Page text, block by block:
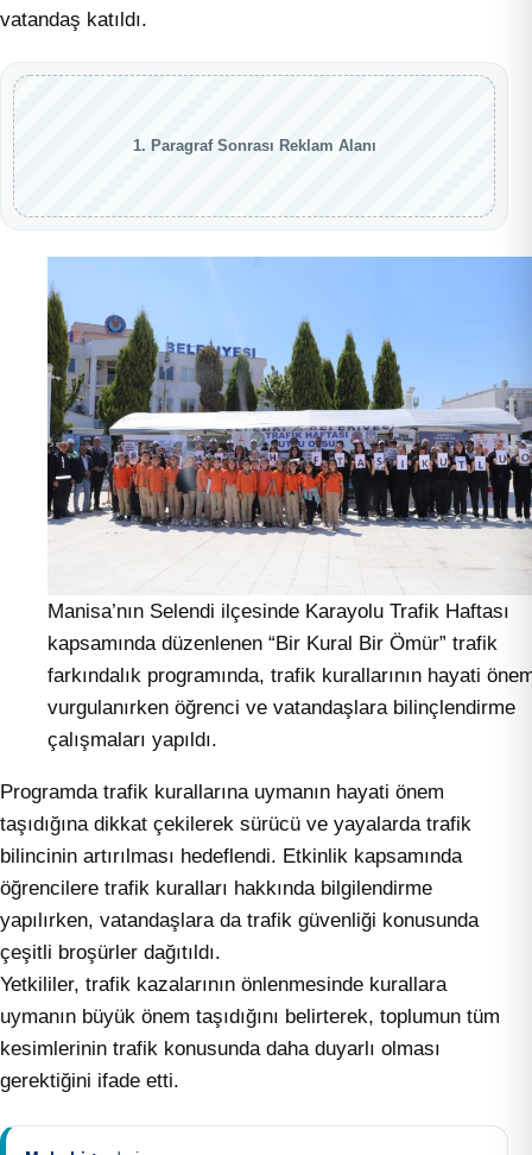
vatandaş katıldı.
1. Paragraf Sonrası Reklam Alanı
Manisa’nın Selendi ilçesinde Karayolu Trafik Haftası
kapsamında düzenlenen “Bir Kural Bir Ömür” trafik
farkındalık programında, trafik kurallarının hayati
vurgulanırken öğrenci ve vatandaşlara bilinçlendirme
çalışmaları yapıldı.
Programda trafik kurallarına uymanın hayati önem
taşıdığına dikkat çekilerek sürücü ve yayalarda trafik
bilincinin artırılması hedeflendi. Etkinlik kapsamında
öğrencilere trafik kuralları hakkında bilgilendirme
yapılırken, vatandaşlara da trafik güvenliği konusunda
çeşitli broşürler dağıtıldı.
Yetkililer, trafik kazalarının önlenmesinde kurallara
uymanın büyük önem taşıdığını belirterek, toplumun tüm
kesimlerinin trafik konusunda daha duyarlı olması
gerektiğini ifade etti.